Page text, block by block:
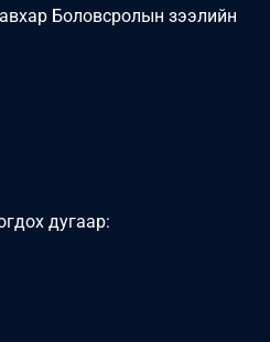
Боловсролын зээлийн
дугаар: